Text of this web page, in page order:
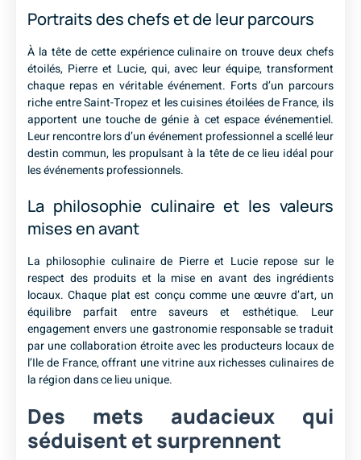
Portraits des chefs et de leur parcours
À la tête de cette expérience culinaire on trouve deux chefs
étoilés, Pierre et Lucie, qui, avec leur équipe, transforment
chaque repas en véritable événement. Forts d’un parcours
riche entre Saint-Tropez et les cuisines étoilées de France, ils
apportent une touche de génie à cet espace événementiel.
Leur rencontre lors d’un événement professionnel a scellé leur
destin commun, les propulsant à la tête de ce lieu idéal pour
les événements professionnels.
La philosophie culinaire et les valeurs
mises en avant
La philosophie culinaire de Pierre et Lucie repose sur le
respect des produits et la mise en avant des ingrédients
locaux. Chaque plat est conçu comme une œuvre d’art, un
équilibre parfait entre saveurs et esthétique. Leur
engagement envers une gastronomie responsable se traduit
par une collaboration étroite avec les producteurs locaux de
l’Ile de France, offrant une vitrine aux richesses culinaires de
la région dans ce lieu unique.
Des mets audacieux qui
séduisent et surprennent